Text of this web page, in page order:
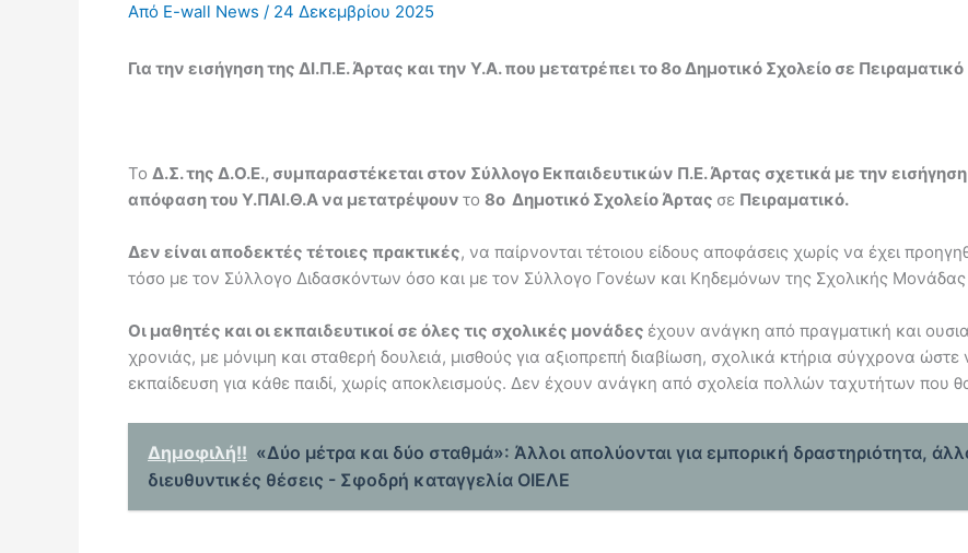
Από E-wall News / 24 Δεκεμβρίου 2025
Για την εισήγηση της ΔΙ.Π.Ε. Άρτας και την Υ.Α. που μετατρέπει το 8ο Δημοτικό Σχολείο σε Πειραματικό
Το Δ.Σ. της Δ.Ο.Ε., συμπαραστέκεται στον Σύλλογο Εκπαιδευτικών Π.Ε. Άρτας σχετικά με την
απόφαση του Υ.ΠΑΙ.Θ.Α να μετατρέψουν το 8ο Δημοτικό Σχολείο Άρτας σε Πειραματικό.
Δεν είναι αποδεκτές τέτοιες πρακτικές, να παίρνονται τέτοιου είδους αποφάσεις χωρίς να έχει
τόσο με τον Σύλλογο Διδασκόντων όσο και με τον Σύλλογο Γονέων και Κηδεμόνων της Σχολικής
Οι μαθητές και οι εκπαιδευτικοί σε όλες τις σχολικές μονάδες έχουν ανάγκη από πραγματική και
χρονιάς, με μόνιμη και σταθερή δουλειά, μισθούς για αξιοπρεπή διαβίωση, σχολικά κτήρια σύγχρονα
εκπαίδευση για κάθε παιδί, χωρίς αποκλεισμούς. Δεν έχουν ανάγκη από σχολεία πολλών ταχυτήτων που
Δημοφιλή!! «Δύο μέτρα και δύο σταθμά»: Άλλοι απολύονται για εμπορική δραστηριότητα,
διευθυντικές θέσεις - Σφοδρή καταγγελία ΟΙΕΛΕ